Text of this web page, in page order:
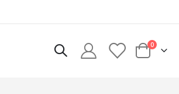
Cart
0elementi